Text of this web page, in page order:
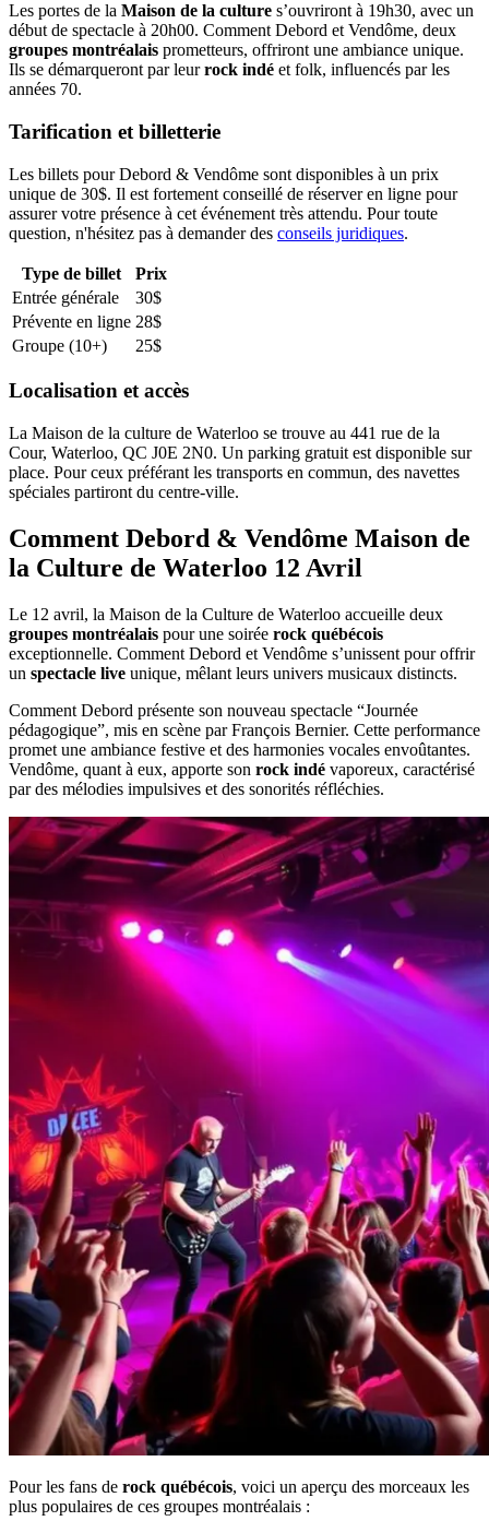
Les portes de la Maison de la culture s’ouvriront à 19h30, avec un
début de spectacle à 20h00. Comment Debord et Vendôme, deux
groupes montréalais prometteurs, offriront une ambiance unique.
Ils se démarqueront par leurrock indé et folk, influencés par les
années 70.
Tarification et billetterie
Les billets pour Debord & Vendôme sont disponibles à un prix
unique de 30$. Il est fortement conseillé de réserver en ligne pour
assurer votre présence à cet événement très attendu. Pour toute
question, n'hésitez pas à demander des conseils juridiques.
Type de billet
Prix
Entrée générale
30$
Prévente en ligne 28$
Groupe (10+)
25$
Localisation et accès
La Maison de la culture de Waterloo se trouve au 441 rue de la
Cour, Waterloo, QC J0E 2N0. Un parking gratuit est disponible sur
place. Pour ceux préférant les transports en commun, des navettes
spéciales partiront du centre-ville.
Comment Debord & Vendôme Maison de
la Culture de Waterloo 12 Avril
Le 12 avril, la Maison de la Culture de Waterloo accueille deux
groupes montréalais pour une soirée rock québécois
exceptionnelle. Comment Debord et Vendôme s’unissent pour offrir
un spectacle live unique, mêlant leurs univers musicaux distincts.
Comment Debord présente son nouveau spectacle “Journée
pédagogique”, mis en scène par François Bernier. Cette performance
promet une ambiance festive et des harmonies vocales envoûtantes.
Vendôme, quant à eux, apporte son rock indé vaporeux, caractérisé
par des mélodies impulsives et des sonorités réfléchies.
Pour les fans de rock québécois, voici un aperçu des morceaux les
plus populaires de ces groupes montréalais :